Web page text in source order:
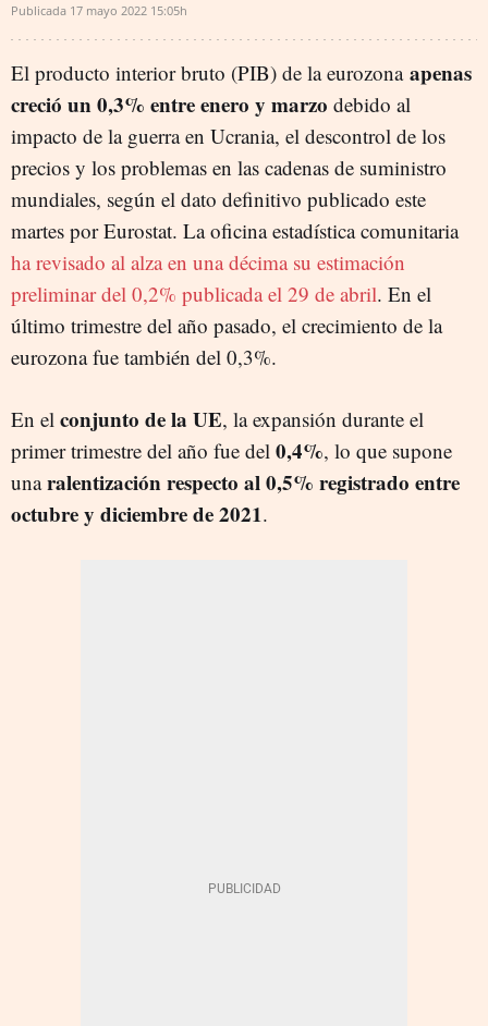
Publicada 17 mayo 2022 15:05h
El producto interior bruto (PIB) de la eurozona apenas
creció un 0,3% entre enero y marzo debido al
impacto de la guerra en Ucrania, el descontrol de los
precios y los problemas en las cadenas de suministro
mundiales, según el dato definitivo publicado este
martes por Eurostat. La oficina estadística comunitaria
ha revisado al alza en una décima su estimación
preliminar del 0,2% publicada el 29 de abril. En el
último trimestre del año pasado, el crecimiento de la
eurozona fue también del 0,3%.
En el conjunto de la UE, la expansión durante el
primer trimestre del año fue del 0,4%, lo que supone
unaralentización respecto al 0,5% registrado entre
octubre y diciembre de 2021.